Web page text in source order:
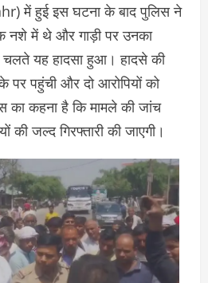
में हुई इस घटना के बाद पुलिस ने
नशे में थे और गाड़ी पर उनका
यह हादसा हुआ। हादसे की
पर पहुंची और दो आरोपियों को
का कहना है कि मामले की जांच
की जल्द गिरफ्तारी की जाएगी।